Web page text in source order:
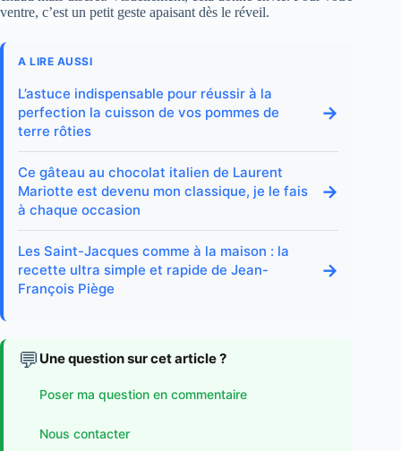
ventre, c’est un petit geste apaisant dès le réveil.
A LIRE AUSSI
L’astuce indispensable pour réussir à la
perfection la cuisson de vos pommes de
terre rôties
→
Ce gâteau au chocolat italien de Laurent
Mariotte est devenu mon classique, je le fais
à chaque occasion
→
Les Saint-Jacques comme à la maison : la
recette ultra simple et rapide de Jean-
François Piège
→
💬 Une question sur cet article ?
Poser ma question en commentaire
Nous contacter